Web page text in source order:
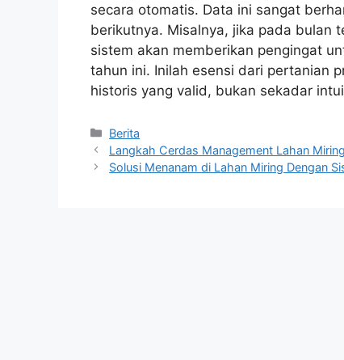
secara otomatis. Data ini sangat
berikutnya. Misalnya, jika pada bulan
sistem akan memberikan pengingat
tahun ini. Inilah esensi dari pertanian
historis yang valid, bukan sekadar
Kategori
Berita
Langkah Cerdas Management Lahan
Solusi Menanam di Lahan Miring Dengan